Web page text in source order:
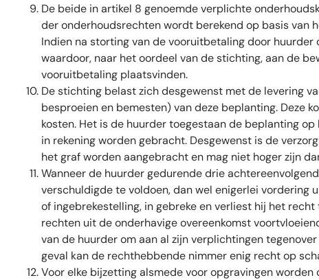
De beide in artikel 8 genoemde verplichte
der onderhoudsrechten wordt berekend op basis van
Indien na storting van de vooruitbetaling door
waardoor, naar het oordeel van de stichting, aan de
vooruitbetaling plaatsvinden.
De stichting belast zich desgewenst met de levering
besproeien en bemesten) van deze beplanting. Deze
kosten. Het is de huurder toegestaan de beplanting
in rekening worden gebracht. Desgewenst is de
het graf worden aangebracht en mag niet hoger zijn
Wanneer de huurder gedurende drie
verschuldigde te voldoen, dan wel enigerlei vordering
of ingebrekestelling, in gebreke en verliest hij het
rechten uit de onderhavige overeenkomst
van de huurder om aan al zijn verplichtingen
geval kan de rechthebbende nimmer enig recht op
Voor elke bijzetting alsmede voor opgravingen